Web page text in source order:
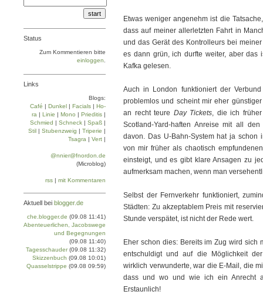
Etwas weniger angenehm ist die
dass auf meiner allerletzten Fahrt in
und das Gerät des Kontrolleurs bei
es dann grün, ich durfte weiter, aber
Kafka gelesen.
Auch in London funktioniert der
problemlos und scheint mir eher
an recht teure Day Tickets, die ich
Scotland-Yard-haften Anreise mit all
davon. Das U-Bahn-System hat ja schon
von mir früher als chaotisch
einsteigt, und es gibt klare Ansagen zu
aufmerksam machen, wenn man
Selbst der Fernverkehr funktioniert,
Städten: Zu akzeptablem Preis mit
Stunde verspätet, ist nicht der Rede wert.
Eher schon dies: Bereits im Zug wird
entschuldigt und auf die Möglichkeit
wirklich verwunderte, war die E-Mail, die
dass und wo und wie ich ein Anrecht
Erstaunlich!
Status
Zum Kommentieren bitte
einloggen
Links
Blogs:
Café | Dun­kel | Facials | Ho­
ra | Linie | Mo­no | Prie­di­tis |
Schmied | Schneck | Spaß |
Stil | Stu­ben­zweig | Tri­pe­rie |
Tsa­gra | Vert |
@nnier@fnordon.de
(Microblog)
rss | mit Kommentaren
Aktuell bei blogger.de
che.blogger.de (09.08 11:41)
Abenteuerlichen, Jacobswege
und Begegnungen
(09.08 11:40)
Tagesschauder (09.08 11:32)
Skizzenbuch (09.08 10:01)
Quasselstrippe (09.08 09:59)